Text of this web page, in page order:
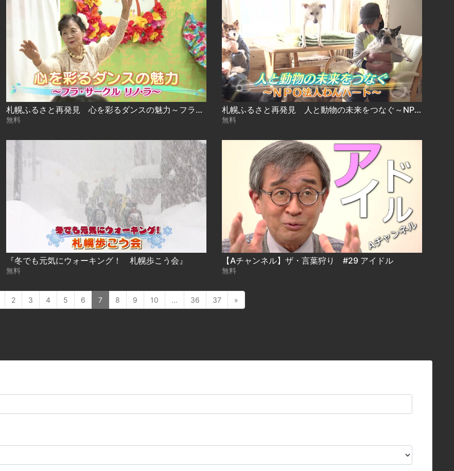
札幌ふるさと再発見 心を彩るダンスの魅力～フラ・サークル リノ・ラ～
無料
札幌ふるさと再発見 人と動物の未来をつなぐ～NPO法人わんハート～
無料
『冬でも元気にウォーキング！ 札幌歩こう会』
無料
【Aチャンネル】ザ・言葉狩り #29 アイドル
無料
2 3 4 5 6 7 8 9 10 ... 36 37 »